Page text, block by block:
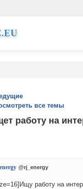
все темы
работу на
@rj_energy
работу на